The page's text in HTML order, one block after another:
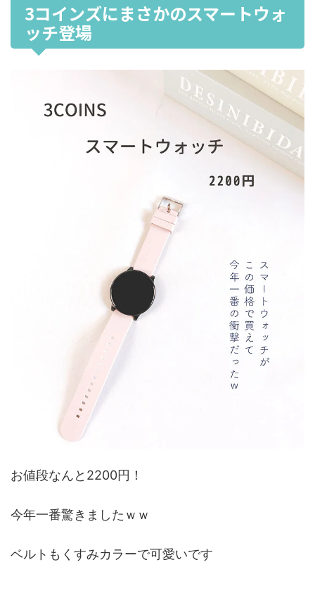
3コインズにまさかのスマートウォ
ッチ登場
お値段なんと2200円！
今年一番驚きましたｗｗ
ベルトもくすみカラーで可愛いです